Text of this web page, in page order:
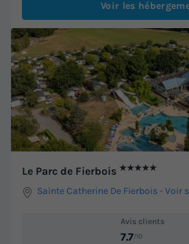
Voir les
Le Parc de Fierbois ★★★★★
Sainte Catherine De Fierbois -Voir
Avis clients
7.7/10